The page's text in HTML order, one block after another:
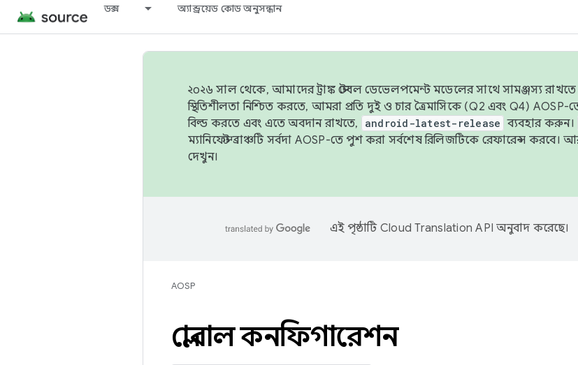
ডক্স অ্যান্ড্রয়েড কোড অনুসন্ধান
২০২৬ সাল থেকে, আমাদের ট্রাঙ্ক স্টেবল ডেভেলপমেন্ট মডেলের সাথে সামঞ্জস্য রাখতে
স্থিতিশীলতা নিশ্চিত করতে, আমরা প্রতি দুই ও চার ত্রৈমাসিকে (Q2 এবং Q4)
বিল্ড করতে এবং এতে অবদান রাখতে,
android-latest-release ব্যবহার করুন।
ম্যানিফেস্ট ব্রাঞ্চটি সর্বদা AOSP-তে পুশ করা সর্বশেষ রিলিজটিকে রেফারেন্স
দেখুন।
এই পৃষ্ঠাটি Cloud Translation API অনুবাদ করেছে।
AOSP
গ্লোবাল কনফিগারেশন